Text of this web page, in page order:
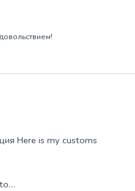
Here is my customs